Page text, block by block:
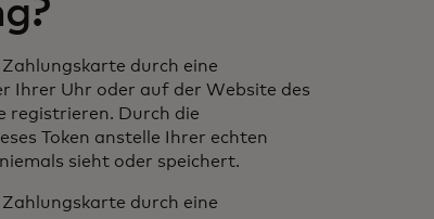
durch eine
Ihrer Uhr oder auf der Website des
registrieren. Durch die
Token anstelle Ihrer echten
sieht oder speichert.
durch eine